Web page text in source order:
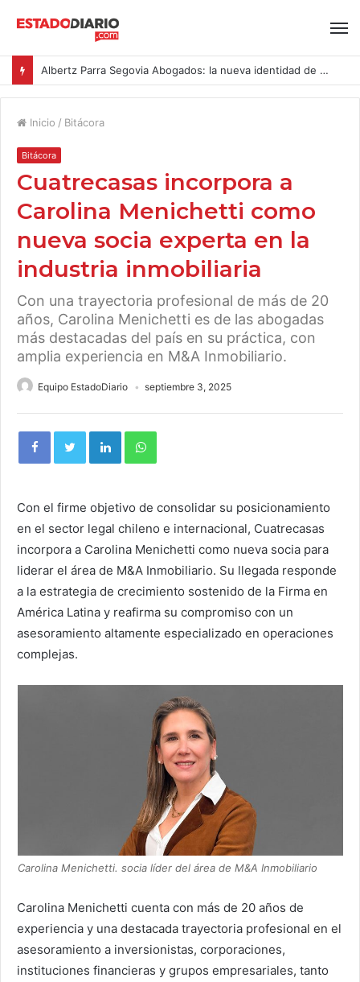
Albertz Parra Segovia Abogados: la nueva identidad de Segovia Consulting
Inicio / Bitácora
Bitácora
Cuatrecasas incorpora a
Carolina Menichetti como
nueva socia experta en la
industria inmobiliaria
Con una trayectoria profesional de más de 20
años, Carolina Menichetti es de las abogadas
más destacadas del país en su práctica, con
amplia experiencia en M&A Inmobiliario.
Equipo EstadoDiario septiembre 3, 2025
Con el firme objetivo de consolidar su posicionamiento
en el sector legal chileno e internacional, Cuatrecasas
incorpora a Carolina Menichetti como nueva socia para
liderar el área de M&A Inmobiliario. Su llegada responde
a la estrategia de crecimiento sostenido de la Firma en
América Latina y reafirma su compromiso con un
asesoramiento altamente especializado en operaciones
complejas.
Carolina Menichetti. socia líder del área de M&A Inmobiliario
Carolina Menichetti cuenta con más de 20 años de
experiencia y una destacada trayectoria profesional en el
asesoramiento a inversionistas, corporaciones,
instituciones financieras y grupos empresariales, tanto